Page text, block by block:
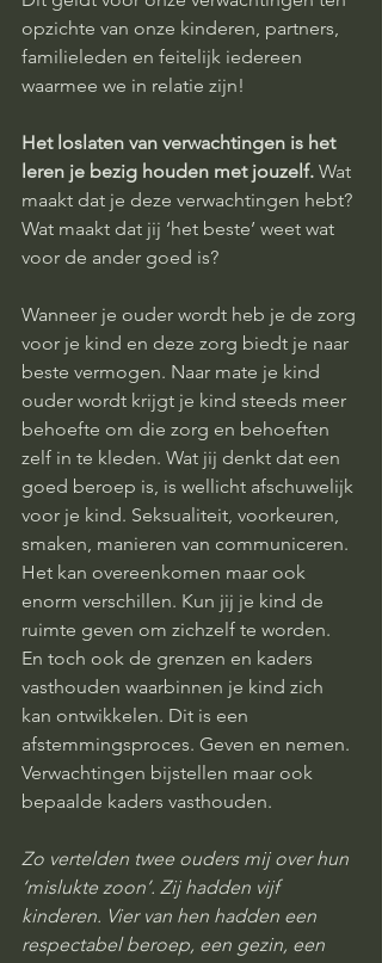
opzichte van onze kinderen, partners,
familieleden en feitelijk iedereen
waarmee we in relatie zijn!
Het loslaten van verwachtingen is het
leren je bezig houden met jouzelf. Wat
maakt dat je deze verwachtingen hebt?
Wat maakt dat jij ‘het beste’ weet wat
voor de ander goed is?
Wanneer je ouder wordt heb je de zorg
voor je kind en deze zorg biedt je naar
beste vermogen. Naar mate je kind
ouder wordt krijgt je kind steeds meer
behoefte om die zorg en behoeften
zelf in te kleden. Wat jij denkt dat een
goed beroep is, is wellicht afschuwelijk
voor je kind. Seksualiteit, voorkeuren,
smaken, manieren van communiceren.
Het kan overeenkomen maar ook
enorm verschillen. Kun jij je kind de
ruimte geven om zichzelf te worden.
En toch ook de grenzen en kaders
vasthouden waarbinnen je kind zich
kan ontwikkelen. Dit is een
afstemmingsproces. Geven en nemen.
Verwachtingen bijstellen maar ook
bepaalde kaders vasthouden.
Zo vertelden twee ouders mij over hun
‘mislukte zoon’. Zij hadden vijf
kinderen. Vier van hen hadden een
respectabel beroep, een gezin, een